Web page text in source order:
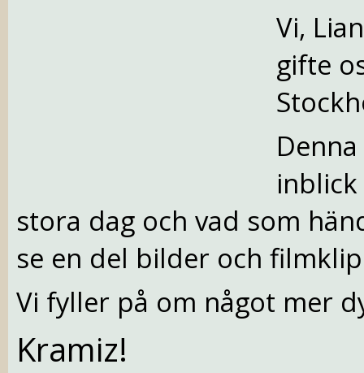
Vi,
gifte
stora dag och vad som
se en del bilder och
Vi fyller på om något mer
Kramiz!